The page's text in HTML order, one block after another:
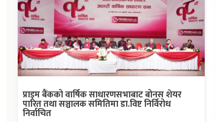
प्राइम बैंकको वार्षिक साधारणसभाबाट बोनस शेयर
पारित तथा सञ्चालक समितिमा डा.विष्ट निर्विरोध
निर्वाचित